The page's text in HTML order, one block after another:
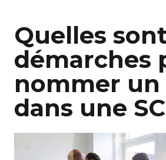
Quelles
démarches
nommer
dans une